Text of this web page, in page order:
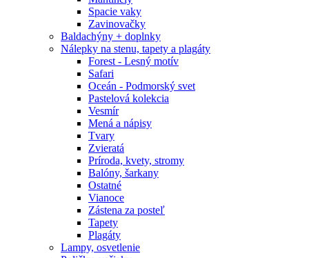
Spacie vaky
Zavinovačky
Baldachýny + doplnky
Nálepky na stenu, tapety a plagáty
Forest - Lesný motív
Safari
Oceán - Podmorský svet
Pastelová kolekcia
Vesmír
Mená a nápisy
Tvary
Zvieratá
Príroda, kvety, stromy
Balóny, šarkany
Ostatné
Vianoce
Zástena za posteľ
Tapety
Plagáty
Lampy, osvetlenie